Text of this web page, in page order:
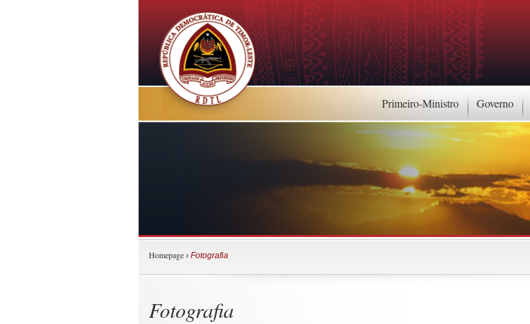
Primeiro-Ministro Governo
Homepage › Fotografia
Fotografia